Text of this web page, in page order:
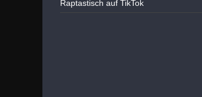
Raptastisch auf TikTok